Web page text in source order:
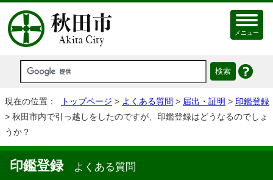
メニュー
現在の位置： トップページ > よくある質問 > 届出・証明 > 印鑑登録
> 秋田市内で引っ越しをしたのですが、印鑑登録はどうなるのでしょ
うか？
印鑑登録よくある質問